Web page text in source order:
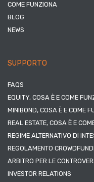
COME FUNZIONA
BLOG
NEWS
SUPPORTO
FAQS
EQUITY, COSA È E COME
MINIBOND, COSA È E COME
REAL ESTATE, COSA È E
REGIME ALTERNATIVO DI
REGOLAMENTO
ARBITRO PER LE
INVESTOR RELATIONS